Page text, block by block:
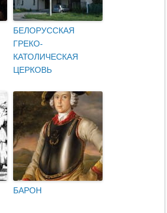
БЕЛОРУССКАЯ
ГРЕКО-
КАТОЛИЧЕСКАЯ
ЦЕРКОВЬ
БАРОН